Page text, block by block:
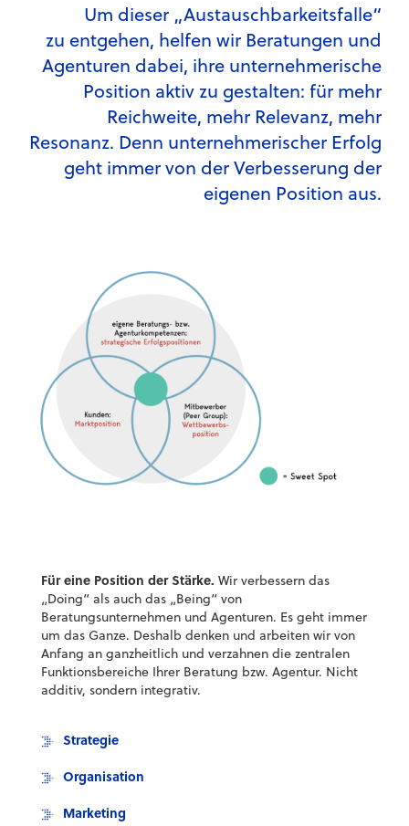
Um dieser „Austauschbarkeitsfalle“
zu entgehen, helfen wir Beratungen und
Agenturen dabei, ihre unternehmerische
Position aktiv zu gestalten: für mehr
Reichweite, mehr Relevanz, mehr
Resonanz. Denn unternehmerischer Erfolg
geht immer von der Verbesserung der
eigenen Position aus.
Für eine Position der Stärke. Wir verbessern das
„Doing“ als auch das „Being“ von
Beratungsunternehmen und Agenturen. Es geht immer
um das Ganze. Deshalb denken und arbeiten wir von
Anfang an ganzheitlich und verzahnen die zentralen
Funktionsbereiche Ihrer Beratung bzw. Agentur. Nicht
additiv, sondern integrativ.
Strategie
Organisation
Marketing